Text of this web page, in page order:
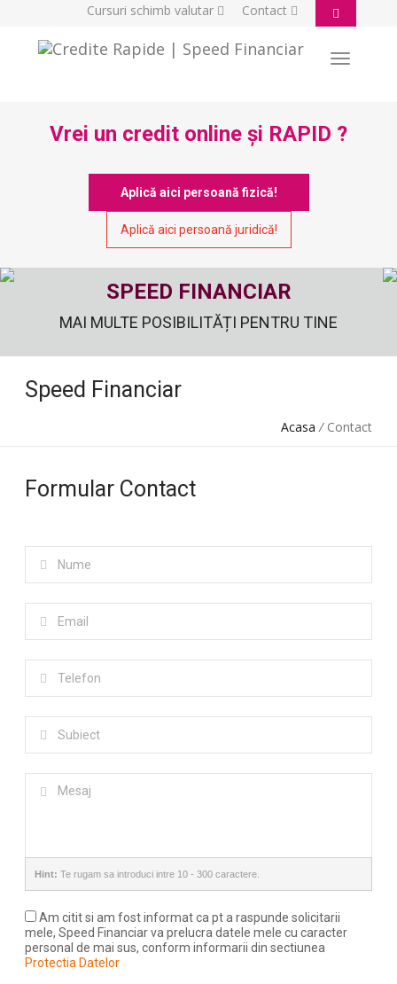
Cursuri schimb valutar Contact
Toggle
Vrei un credit online și RAPID ?
Aplică aici persoană fizică!
Aplică aici persoană juridică!
SPEED FINANCIAR
MAI MULTE POSIBILITĂȚI PENTRU TINE
Speed Financiar
Acasa / Contact
Formular Contact
Hint: Te rugam sa introduci intre 10 - 300 caractere.
Am citit si am fost informat ca pt a raspunde solicitarii
mele, Speed Financiar va prelucra datele mele cu caracter
personal de mai sus, conform informarii din sectiunea
Protectia Datelor